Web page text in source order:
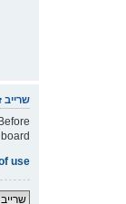
שרייב
use
שרייב